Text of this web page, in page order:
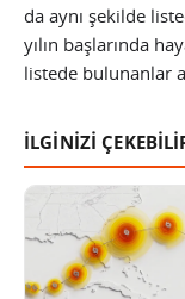
da aynı şekilde
yılın başlarında
listede bulunanlar
İLGİNİZİ